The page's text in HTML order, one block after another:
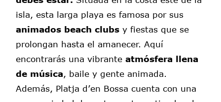
isla, esta larga playa es famosa por sus
animados beach clubs y fiestas que se
prolongan hasta el amanecer. Aquí
encontrarás una vibranteatmósfera llena
de música , baile y gente animada.
Además, Platja d’en Bossa cuenta con una